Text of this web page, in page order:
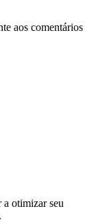
aos comentários
a otimizar seu